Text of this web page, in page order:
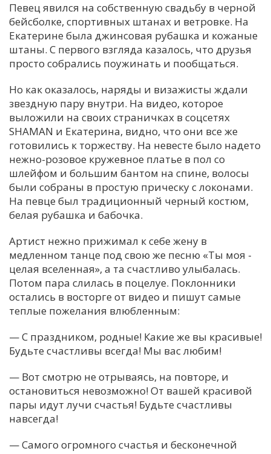
Певец явился на собственную свадьбу в черной
бейсболке, спортивных штанах и ветровке. На
Екатерине была джинсовая рубашка и кожаные
штаны. С первого взгляда казалось, что друзья
просто собрались поужинать и пообщаться.
Но как оказалось, наряды и визажисты ждали
звездную пару внутри. На видео, которое
выложили на своих страничках в соцсетях
SHAMAN и Екатерина, видно, что они все же
готовились к торжеству. На невесте было надето
нежно-розовое кружевное платье в пол со
шлейфом и большим бантом на спине, волосы
были собраны в простую прическу с локонами.
На певце был традиционный черный костюм,
белая рубашка и бабочка.
Артист нежно прижимал к себе жену в
медленном танце под свою же песню «Ты моя -
целая вселенная», а та счастливо улыбалась.
Потом пара слилась в поцелуе. Поклонники
остались в восторге от видео и пишут самые
теплые пожелания влюбленным:
— С праздником, родные! Какие же вы красивые!
Будьте счастливы всегда! Мы вас любим!
— Вот смотрю не отрываясь, на повторе, и
остановиться невозможно! От вашей красивой
пары идут лучи счастья! Будьте счастливы
навсегда!
— Самого огромного счастья и бесконечной